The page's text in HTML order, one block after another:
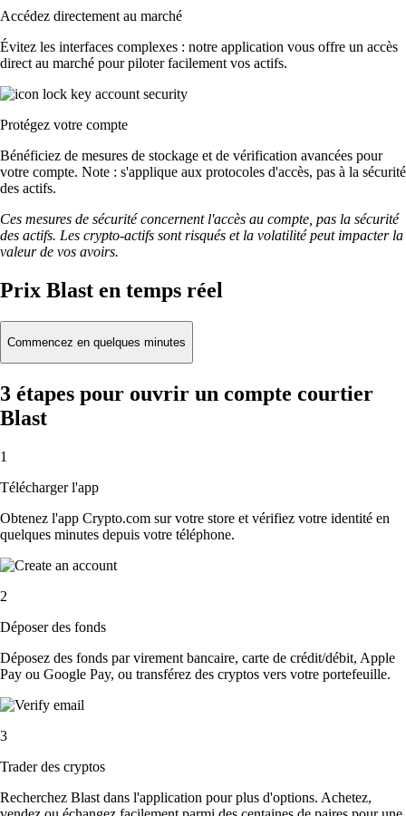
Accédez directement au marché
Évitez les interfaces complexes : notre application vous offre un accès
direct au marché pour piloter facilement vos actifs.
Protégez votre compte
Bénéficiez de mesures de stockage et de vérification avancées pour
votre compte. Note : s'applique aux protocoles d'accès, pas à la sécurité
des actifs.
Ces mesures de sécurité concernent l'accès au compte, pas la sécurité
des actifs. Les crypto-actifs sont risqués et la volatilité peut impacter la
valeur de vos avoirs.
Prix Blast en temps réel
Commencez en quelques minutes
3 étapes pour ouvrir un compte courtier
Blast
1
Télécharger l'app
Obtenez l'app Crypto.com sur votre store et vérifiez votre identité en
quelques minutes depuis votre téléphone.
2
Déposer des fonds
Déposez des fonds par virement bancaire, carte de crédit/débit, Apple
Pay ou Google Pay, ou transférez des cryptos vers votre portefeuille.
3
Trader des cryptos
Recherchez Blast dans l'application pour plus d'options. Achetez,